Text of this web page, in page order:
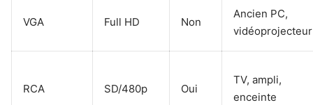
VGA Full HD Non
Ancien PC,
vidéoprojecteur
RCA SD/480p Oui
TV, ampli,
enceinte